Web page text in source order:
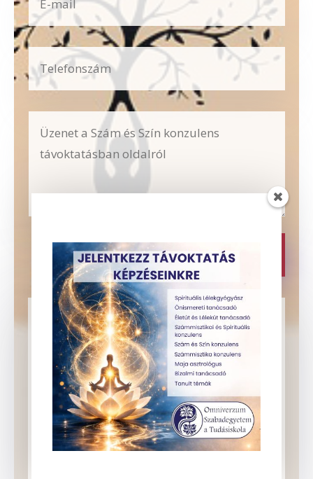
12 + 7=
Telefon
+36-20/913-0890
Péter Andrea Mária
Email
info@omniverzum.hu